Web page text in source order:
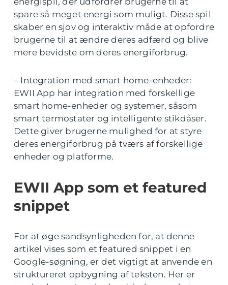
spare så meget energi som muligt. Disse spil
skaber en sjov og interaktiv måde at opfordre
brugerne til at ændre deres adfærd og blive
mere bevidste om deres energiforbrug.
– Integration med smart home-enheder:
EWII App har integration med forskellige
smart home-enheder og systemer, såsom
smart termostater og intelligente stikdåser.
Dette giver brugerne mulighed for at styre
deres energiforbrug på tværs af forskellige
enheder og platforme.
EWII App som et featured
snippet
For at øge sandsynligheden for, at denne
artikel vises som et featured snippet i en
Google-søgning, er det vigtigt at anvende en
struktureret opbygning af teksten. Her er